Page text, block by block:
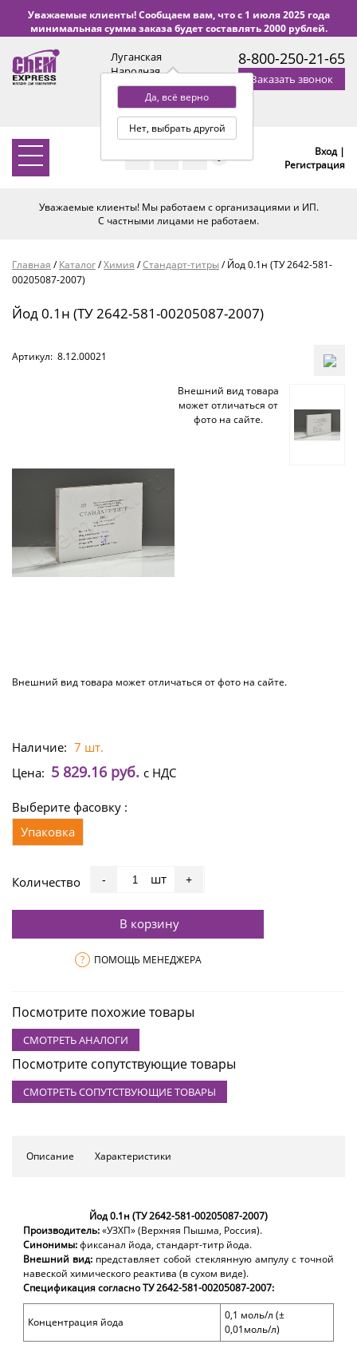
Уважаемые клиенты! Сообщаем вам, что с 1 июля 2025 года
минимальная сумма заказа будет составлять 2000 рублей.
Луганская
Народная
Республика
Да, всё верно
Нет, выбрать другой
с 9:00 до 18:00 по Уфе
(+2 МСК)
8-800-250-21-65
Заказать звонок
0
Вход |
Регистрация
Уважаемые клиенты! Мы работаем с организациями и ИП.
С частными лицами не работаем.
Главная /Каталог/Химия /Стандарт-титры/Йод 0.1н (ТУ 2642-581-
00205087-2007)
Йод 0.1н (ТУ 2642-581-00205087-2007)
Артикул: 8.12.00021
Внешний вид товара
может отличаться от
фото на сайте.
Внешний вид товара может отличаться от фото на сайте.
Наличие: 7 шт.
Цена: 5 829.16 руб. с НДС
Выберите фасовку :
Упаковка
Количество - шт +
В корзину
? ПОМОЩЬ МЕНЕДЖЕРА
Посмотрите похожие товары
СМОТРЕТЬ АНАЛОГИ
Посмотрите сопутствующие товары
СМОТРЕТЬ СОПУТСТВУЮЩИЕ ТОВАРЫ
Описание Характеристики
Йод 0.1н (ТУ 2642-581-00205087-2007)
Производитель:«УЗХП» (Верхняя Пышма, Россия).
Синонимы:фиксанал йода, стандарт-титр йода.
Внешний вид: представляет собой стеклянную ампулу с точной
навеской химического реактива (в сухом виде).
Спецификация согласно ТУ 2642-581-00205087-2007:
Концентрация йода
0,1 моль/л (±
0,01моль/л)